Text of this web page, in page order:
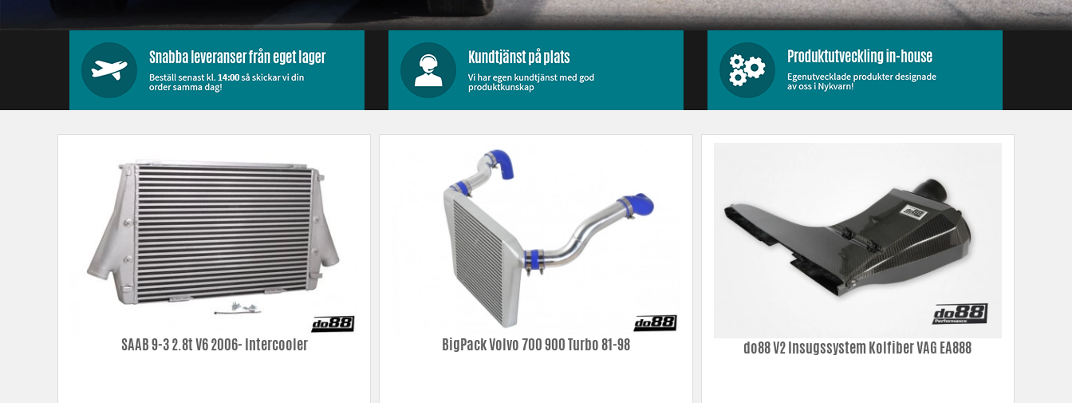
SAAB 9-3 2.8t V6 2006- Intercooler BigPack Volvo 700 900 Turbo 81-98 do88 V2 Insugssystem Kolfiber VAG EA888